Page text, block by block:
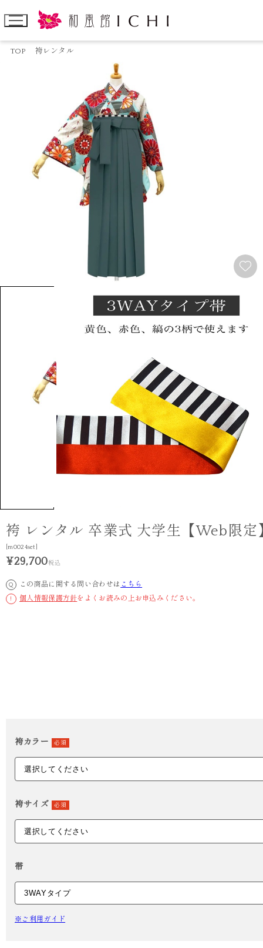
TOP 袴レンタル
袴 レンタル 卒業式 大学生【Web限定
[m0024set]
¥29,700税込
Q この商品に関する問い合わせは こちら
! 個人情報保護方針をよくお読みの上お申込みください。
袴カラー 必須
袴サイズ 必須
帯
※ご利用ガイド